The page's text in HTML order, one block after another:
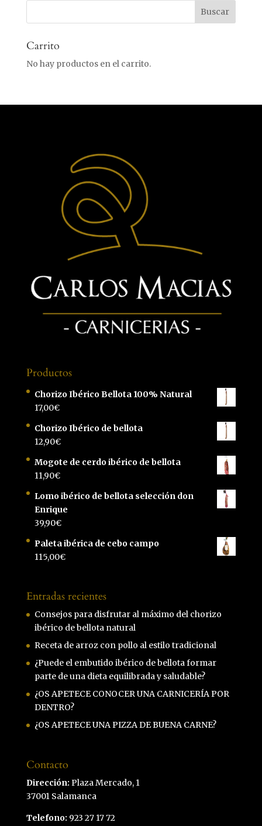
Carrito
No hay productos en el carrito.
Productos
Chorizo Ibérico Bellota 100% Natural
17,00€
Chorizo Ibérico de bellota
12,90€
Mogote de cerdo ibérico de bellota
11,90€
Lomo ibérico de bellota selección don
Enrique
39,90€
Paleta ibérica de cebo campo
115,00€
Entradas recientes
Consejos para disfrutar al máximo del chorizo
ibérico de bellota natural
Receta de arroz con pollo al estilo tradicional
¿Puede el embutido ibérico de bellota formar
parte de una dieta equilibrada y saludable?
¿OS APETECE CONOCER UNA CARNICERÍA POR
DENTRO?
¿OS APETECE UNA PIZZA DE BUENA CARNE?
Contacto
Dirección: Plaza Mercado, 1
37001 Salamanca
Telefono: 923 27 17 72